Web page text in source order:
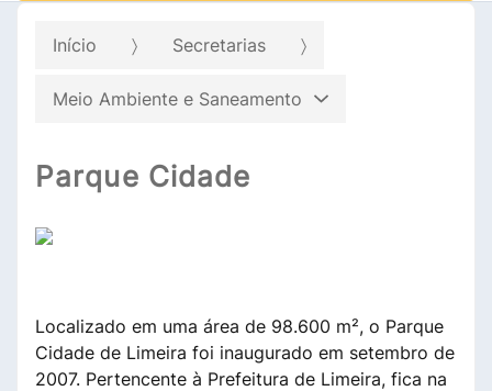
Início Secretarias
Meio Ambiente e Saneamento
Parque Cidade
Localizado em uma área de 98.600 m², o Parque
Cidade de Limeira foi inaugurado em setembro de
2007. Pertencente à Prefeitura de Limeira, fica na